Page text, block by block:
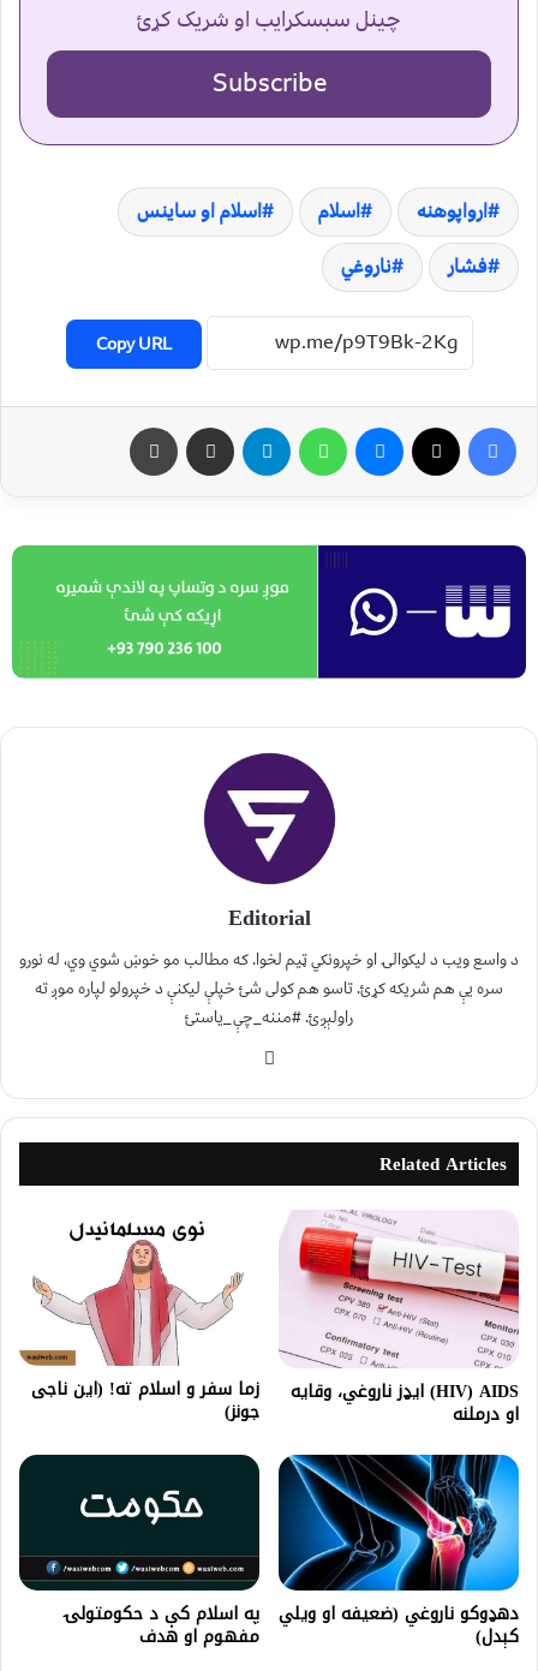
چینل سبسکرایب او شریک کړئ
Subscribe
ارواپوهنه اسلام
اسلام او ساینس
فشار
ناروغي
Copy URL
Editorial
د واسع ویب د لیکوالۍ او خپرونکي ټیم لخوا. که مطالب مو خوښ شوي وي، له نورو
سره یې هم شریکه کړئ. تاسو هم کولی شئ خپلې لیکنې د خپرولو لپاره موږ ته
راولېږئ. #مننه_چې_یاستئ
Related Articles
HIV) AIDS) ایډز ناروغي، وقایه
او درملنه
زما سفر و اسلام ته! (این ناجی
جونز)
دهډوکو ناروغي (ضعيفه او ويلي
کېدل)
په اسلام کې د حکومتولۍ
مفهوم او هدف